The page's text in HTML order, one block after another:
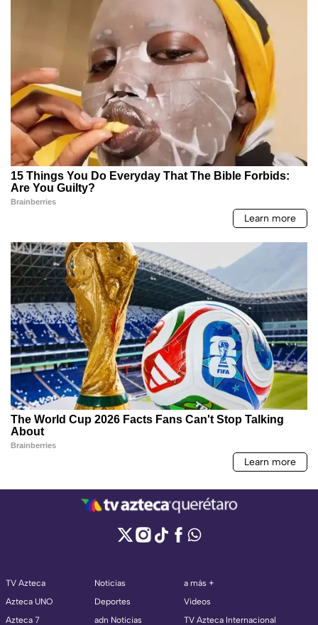
TV Azteca
Azteca UNO
Azteca 7
Noticias
Deportes
adn Noticias
a más +
Videos
TV Azteca Internacional